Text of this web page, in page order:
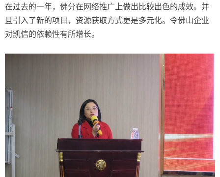
在过去的一年，佛分在网络推广上做出比较出色的成效。并
且引入了新的项目，资源获取方式更是多元化。令佛山企业
对凯信的依赖性有所增长。